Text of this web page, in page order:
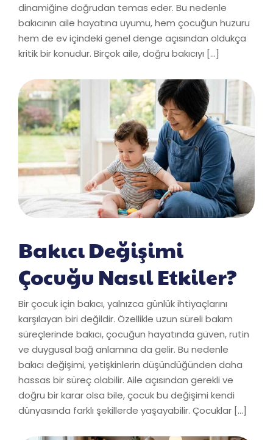
dinamiğine doğrudan temas eder. Bu nedenle
bakıcının aile hayatına uyumu, hem çocuğun huzuru
hem de ev içindeki genel denge açısından oldukça
kritik bir konudur. Birçok aile, doğru bakıcıyı […]
Bakıcı Değişimi
Çocuğu Nasıl Etkiler?
Bir çocuk için bakıcı, yalnızca günlük ihtiyaçlarını
karşılayan biri değildir. Özellikle uzun süreli bakım
süreçlerinde bakıcı, çocuğun hayatında güven, rutin
ve duygusal bağ anlamına da gelir. Bu nedenle
bakıcı değişimi, yetişkinlerin düşündüğünden daha
hassas bir süreç olabilir. Aile açısından gerekli ve
doğru bir karar olsa bile, çocuk bu değişimi kendi
dünyasında farklı şekillerde yaşayabilir. Çocuklar […]